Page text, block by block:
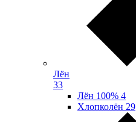
Лён
33
Лён 100% 4
Хлопколён 29